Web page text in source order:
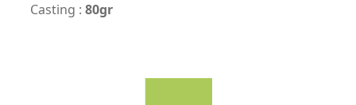
Casting : 80gr